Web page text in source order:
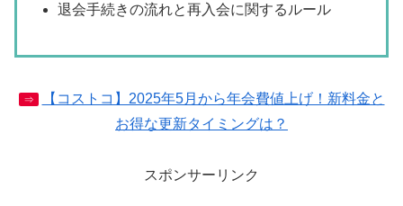
退会手続きの流れと再入会に関するルール
⇒
【コストコ】2025年5月から年会費値上げ！新料金と
お得な更新タイミングは？
スポンサーリンク